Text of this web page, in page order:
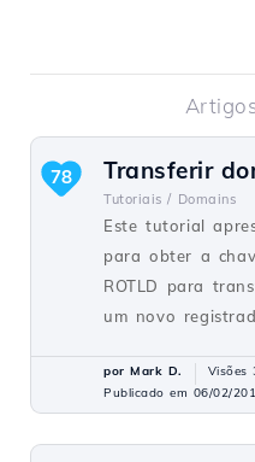
Transferir
Tutoriais / Domains
Este tutorial
para obter a
ROTLD para
um novo
78
por Mark D. Visões
Publicado em 06/02/